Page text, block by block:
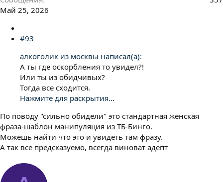
Май 25, 2026
#93
алкоголик из москвы написал(а):
А ты где оскорбления то увидел?!
Или ты из обидчивых?
Тогда все сходится.
Нажмите для раскрытия...
По поводу "сильно обидели" это стандартная женская
фраза-шаблон манипуляция из ТБ-Бинго.
Можешь найти что это и увидеть там фразу.
А так все предсказуемо, всегда виноват адепт